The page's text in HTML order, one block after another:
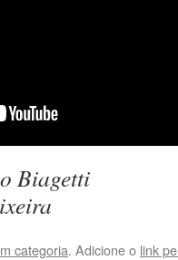
Biagetti
categoria. Adicione o link